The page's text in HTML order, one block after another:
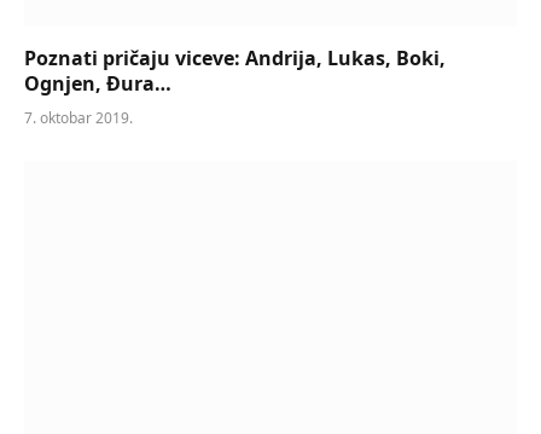
Poznati pričaju viceve: Andrija, Lukas, Boki,
Ognjen, Đura…
7. oktobar 2019.